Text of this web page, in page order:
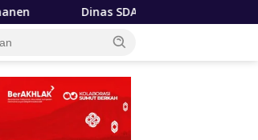
Medan Terapkan Pola Jemput Bola,